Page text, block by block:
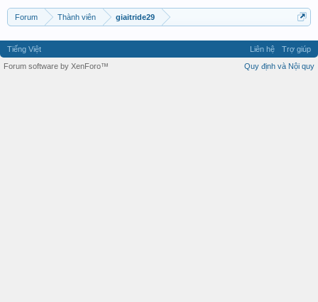
Forum Thành viên giaitride29
Tiếng Việt Liên hệ
Trợ giúp
Quy định và Nội quy
Forum software by XenForo™